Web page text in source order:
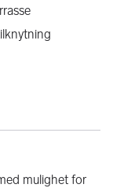
mulighet for